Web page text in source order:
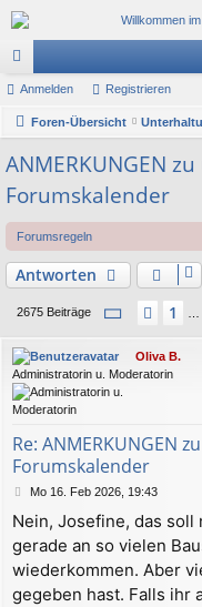
or
en
Anmelden Registrieren
Foren-Übersicht
ANMERKUNGEN
Forumskalender
Forumsregeln
Antworten
2675 Beiträge Seite 265
1
Oliva B.
Administratorin u. Moderatorin
Re: ANMERKUNGEN
Forumskalender
B
i
t
r
a
g
Mo 16. Feb 2026, 19:43
Nein, Josefine, das
gerade an so vielen
wiederkommen. Aber
gegeben hast. Falls ihr